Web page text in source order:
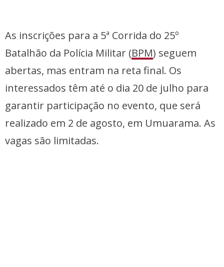
As inscrições para a 5ª Corrida do 25º
Batalhão da Polícia Militar (BPM) seguem
abertas, mas entram na reta final. Os
interessados têm até o dia 20 de julho para
garantir participação no evento, que será
realizado em 2 de agosto, em Umuarama. As
vagas são limitadas.